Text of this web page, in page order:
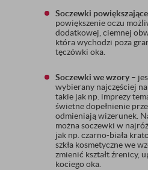
Soczewki
powiększenie oczu
dodatkowej, ciemnej
która wychodzi poza
tęczówki oka.
Soczewki we wzory –
wybierany najczęściej na
takie jak np. imprezy
świetne dopełnienie
odmieniają wizerunek.
można soczewki w
jak np. czarno-biała
szkła kosmetyczne we
zmienić kształt źrenicy,
kociego oka.